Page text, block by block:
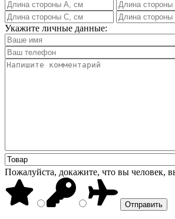
Укажите личные данные:
Пожалуйста, докажите, что вы человек,